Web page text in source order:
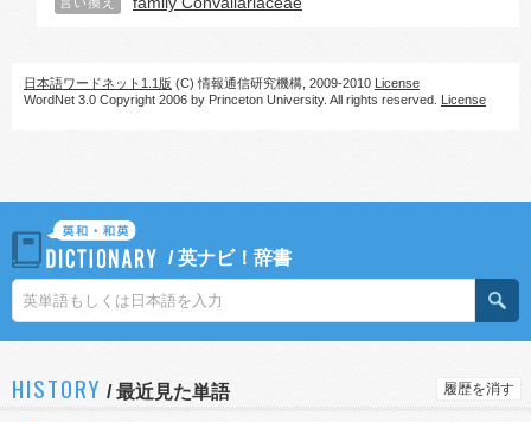
日本語ワードネット1.1版 (C) 情報通信研究機構, 2009-2010 License
WordNet 3.0 Copyright 2006 by Princeton University. All rights reserved. License
/英ナビ！辞書
HISTORY /最近見た単語 履歴を消す